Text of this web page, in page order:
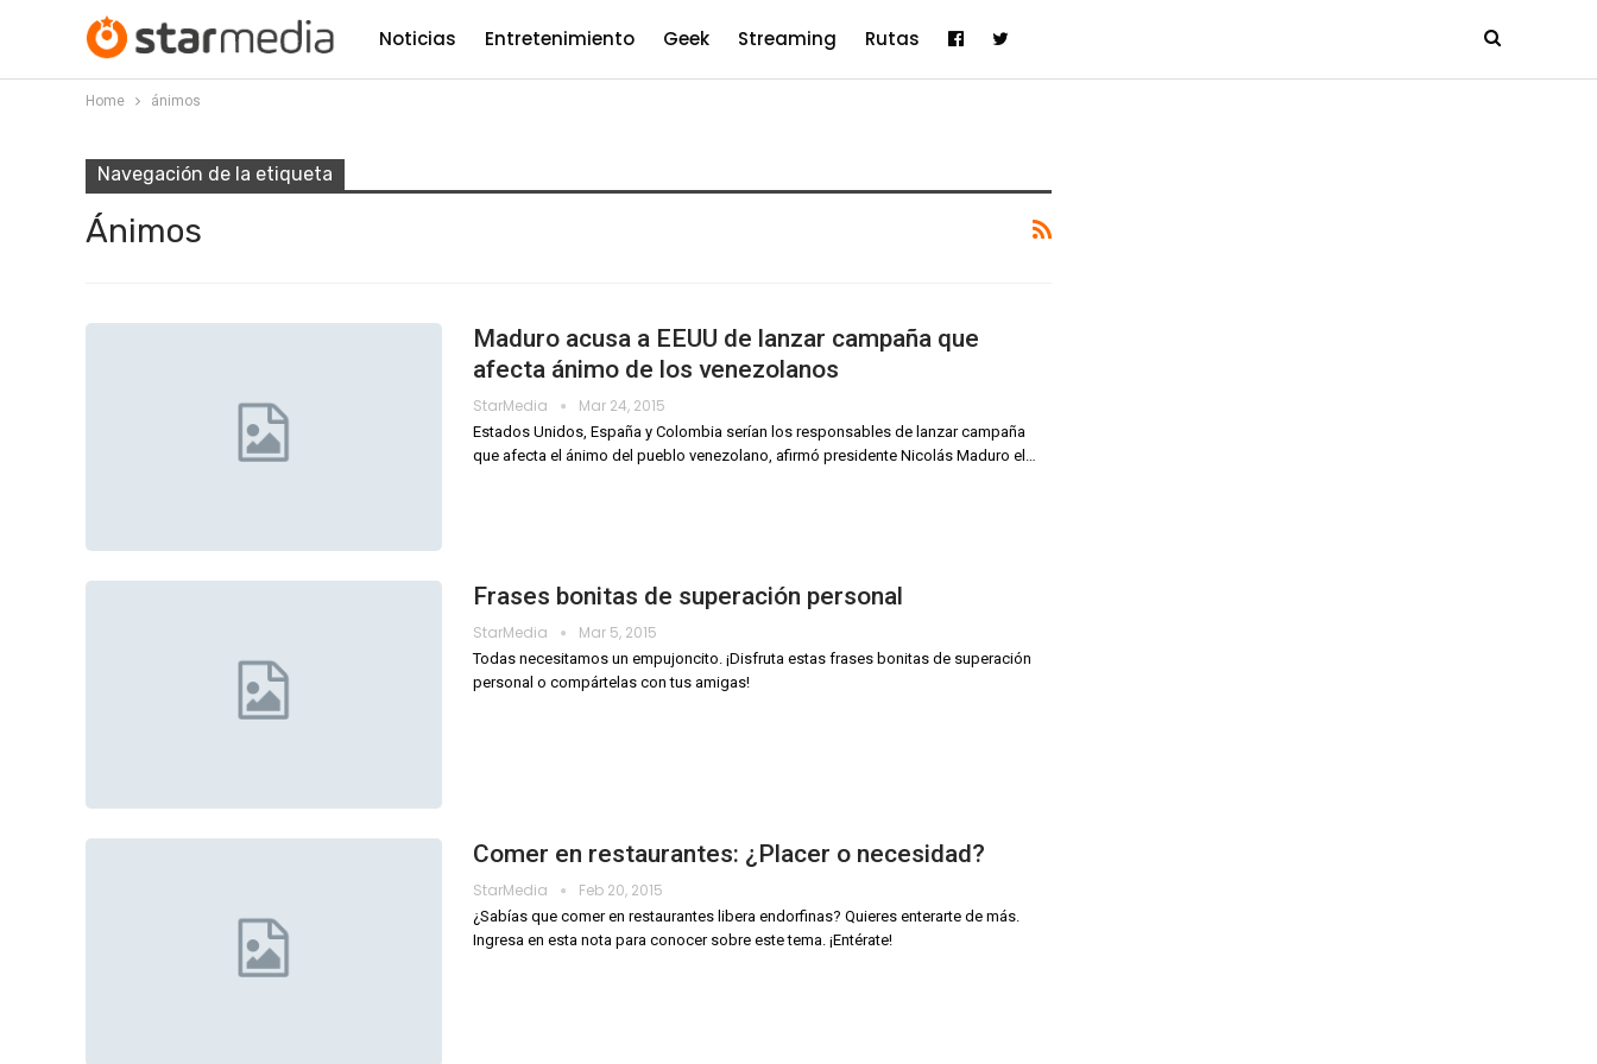
Noticias Entretenimiento Geek Streaming Rutas
Home ánimos
Navegación de la etiqueta
Ánimos
Maduro acusa a EEUU de lanzar campaña que
afecta ánimo de los venezolanos
StarMedia Mar 24, 2015
Estados Unidos, España y Colombia serían los responsables de lanzar campaña
que afecta el ánimo del pueblo venezolano, afirmó presidente Nicolás Maduro el…
Frases bonitas de superación personal
StarMedia Mar 5, 2015
Todas necesitamos un empujoncito. ¡Disfruta estas frases bonitas de superación
personal o compártelas con tus amigas!
Comer en restaurantes: ¿Placer o necesidad?
StarMedia Feb 20, 2015
¿Sabías que comer en restaurantes libera endorfinas? Quieres enterarte de más.
Ingresa en esta nota para conocer sobre este tema. ¡Entérate!